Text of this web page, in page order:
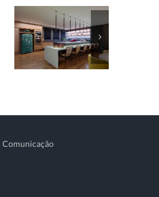
Comunicação